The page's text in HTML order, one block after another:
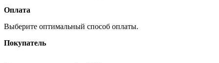
Оплата
Выберите оптимальный способ оплаты.
Покупатель